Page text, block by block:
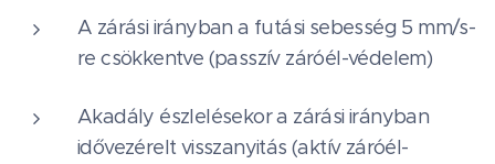
A zárási irányban a futási sebesség 5 mm/s-
re csökkentve (passzív záróél-védelem)
Akadály észlelésekor a zárási irányban
idővezérelt visszanyitás (aktív záróél-